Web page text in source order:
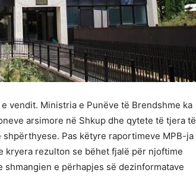
vendit. Ministria e Punëve të Brendshme ka
arsimore në Shkup dhe qytete të tjera të
Pas këtyre raportimeve MPB-ja
kryera rezulton se bëhet fjalë për njoftime
e përhapjes së dezinformatave